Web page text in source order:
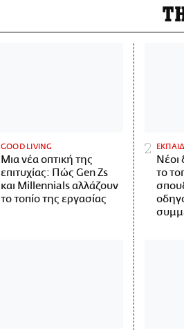
GOOD LIVING
Μια νέα οπτική της
επιτυχίας: Πώς Gen Zs
και Millennials αλλάζουν
το τοπίο της εργασίας
Νέοι
το